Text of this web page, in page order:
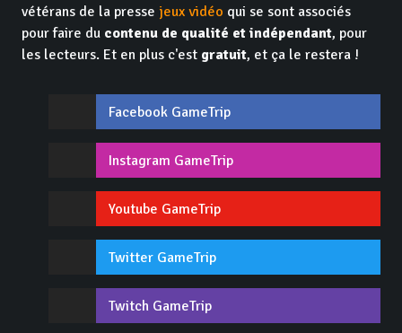
vétérans de la presse jeux vidéo qui se sont associés
pour faire du contenu de qualité et indépendant, pour
les lecteurs. Et en plus c'est gratuit, et ça le restera !
Facebook GameTrip
Instagram GameTrip
Youtube GameTrip
Twitter GameTrip
Twitch GameTrip